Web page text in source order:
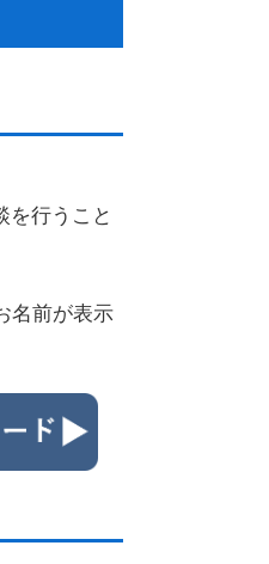
を行うこと
名前が表示